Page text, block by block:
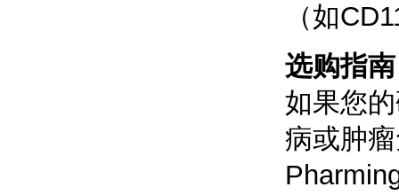
（如
选购指
如果您
病或肿